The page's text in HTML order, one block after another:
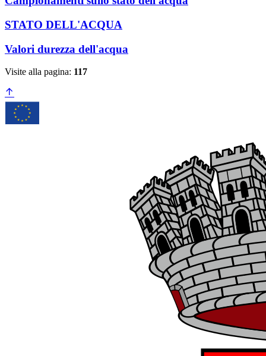
STATO DELL'ACQUA
Valori durezza dell'acqua
Visite alla pagina: 117